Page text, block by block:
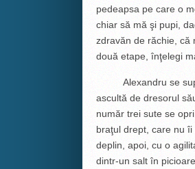
pedeapsa pe care o
chiar să mă şi pupi,
zdravăn de răchie, că
două etape, înţelegi
Alexandru se
ascultă de dresorul
număr trei sute se
braţul drept, care nu
deplin, apoi, cu o
dintr-un salt în